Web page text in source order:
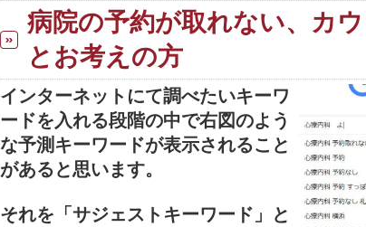
病院の予約が取れない、カ
とお考えの方
インターネットにて調べたいキーワ
ードを入れる段階の中で右図のよう
な予測キーワードが表示されること
があると思います。
それを「サジェストキーワード」と